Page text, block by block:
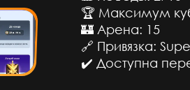
🏆 Максимум
🏰 Арена: 15
🔗 Привязка:
✔️ Доступна